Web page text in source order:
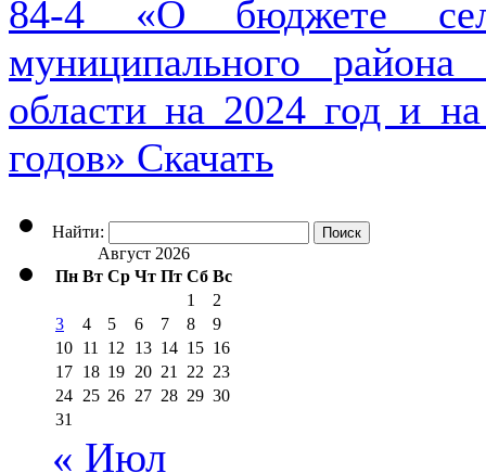
84-4 «О бюджете
муниципального района
области на 2024 год и
годов» Скачать
Найти:
Август 2026
Пн Вт Ср Чт Пт Сб Вс
1
2
3
4 5 6 7 8
9
10 11 12 13 14 15 16
17 18 19 20 21 22 23
24 25 26 27 28 29 30
31
« Июл